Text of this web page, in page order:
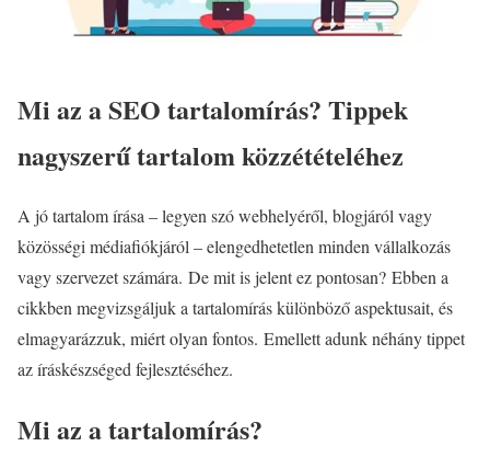
Mi az a SEO tartalomírás? Tippek
nagyszerű tartalom közzétételéhez
A jó tartalom írása – legyen szó webhelyéről, blogjáról vagy
közösségi médiafiókjáról – elengedhetetlen minden vállalkozás
vagy szervezet számára. De mit is jelent ez pontosan? Ebben a
cikkben megvizsgáljuk a tartalomírás különböző aspektusait, és
elmagyarázzuk, miért olyan fontos. Emellett adunk néhány tippet
az íráskészséged fejlesztéséhez.
Mi az a tartalomírás?